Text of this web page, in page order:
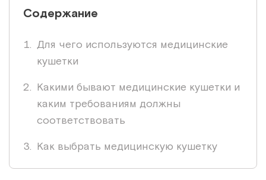
Содержание
Для чего используются медицинские
кушетки
Какими бывают медицинские кушетки и
каким требованиям должны
соответствовать
Как выбрать медицинскую кушетку